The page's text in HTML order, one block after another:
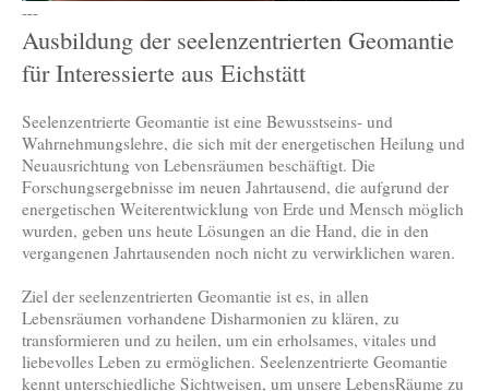
---
Ausbildung der seelenzentrierten Geomantie
für Interessierte aus Eichstätt
Seelenzentrierte Geomantie ist eine Bewusstseins- und
Wahrnehmungslehre, die sich mit der energetischen Heilung und
Neuausrichtung von Lebensräumen beschäftigt. Die
Forschungsergebnisse im neuen Jahrtausend, die aufgrund der
energetischen Weiterentwicklung von Erde und Mensch möglich
wurden, geben uns heute Lösungen an die Hand, die in den
vergangenen Jahrtausenden noch nicht zu verwirklichen waren.
Ziel der seelenzentrierten Geomantie ist es, in allen
Lebensräumen vorhandene Disharmonien zu klären, zu
transformieren und zu heilen, um ein erholsames, vitales und
liebevolles Leben zu ermöglichen. Seelenzentrierte Geomantie
kennt unterschiedliche Sichtweisen, um unsere LebensRäume zu